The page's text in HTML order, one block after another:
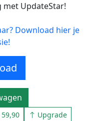
UpdateStar!
Download hier je
Upgrade